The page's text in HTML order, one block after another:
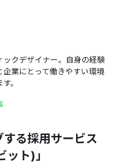
ックデザイナー。自身の経験
業にとって働きやすい環境
。
る採用サービス
ト)」